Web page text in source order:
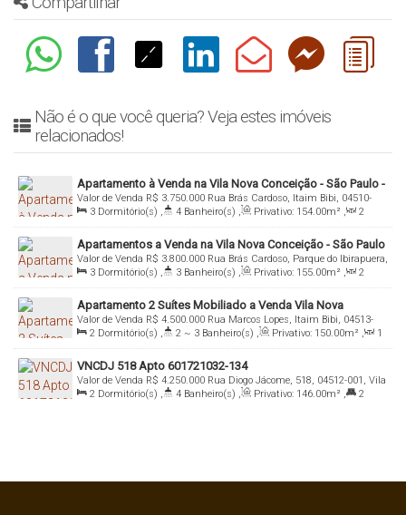
Não é o que você queria? Veja estes imóveis
relacionados!
Apartamento à Venda na Vila Nova Conceição - São Paulo -
3 Suítes e 2 Vagas
R$ 3.750.000
Valor de Venda
Rua Brás Cardoso, Itaim Bibi, 04510-
030, Vila Nova Conceição, São Paulo, São Paulo, Brasil
3 Dormitório(s) , 4 Banheiro(s) , Privativo: 154.00m² ,
2
Sala(s) , 3 Suíte(s) , Total: 154.00m² , 2 Vaga(s) ,
Útil:
154.00m²
Apartamentos a Venda na Vila Nova Conceição - São Paulo
- 3 Suítes 2 Vagas - Rua Brás Cardoso
R$ 3.800.000
Valor de Venda
Rua Brás Cardoso, Parque do Ibirapuera,
04510-030, Vila Nova Conceição, São Paulo, São Paulo, Brasil
3 Dormitório(s) , 3 Banheiro(s) , Privativo: 155.00m² ,
2
Sala(s) , 3 Suíte(s) , Total: 155.00m² , 2 Vaga(s) ,
Útil:
155.00m²
Apartamento 2 Suítes Mobiliado a Venda Vila Nova
Conceição - 2 Suítes e 2 Vagas
R$ 4.500.000
Valor de Venda
Rua Marcos Lopes, Itaim Bibi, 04513-
080, Vila Nova Conceição, São Paulo, São Paulo, Brasil
2 Dormitório(s) , 2 ~ 3 Banheiro(s) , Privativo: 150.00m² ,
1
~ 2 Sala(s) , 2 Suíte(s) , Total: 150.00m² , 2 Vaga(s) ,
Útil:
150.00m²
VNCDJ 518 Apto 601721032-134
R$ 4.250.000
Valor de Venda
Rua Diogo Jácome, 518, 04512-001, Vila
Nova Conceição, São Paulo, São Paulo, Brasil
2 Dormitório(s) , 4 Banheiro(s) , Privativo: 146.00m² ,
2